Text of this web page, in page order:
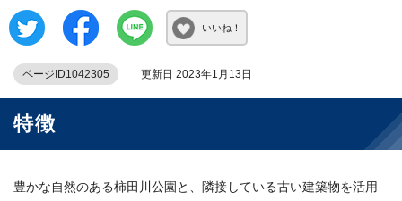
いいね！
ページID1042305 更新日 2023年1月13日
特徴
豊かな自然のある柿田川公園と、隣接している古い建築物を活用